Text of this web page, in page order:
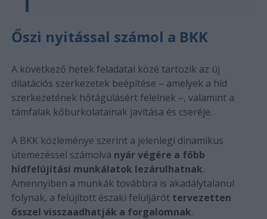
Őszi nyitással számol a BKK
A következő hetek feladatai közé tartozik az új
dilatációs szerkezetek beépítése – amelyek a híd
szerkezetének hőtágulásért felelnek –, valamint a
támfalak kőburkolatainak javítása és cseréje.
A BKK közleménye szerint a jelenlegi dinamikus
ütemezéssel számolva nyár végére a főbb
hídfelújítási munkálatok lezárulhatnak.
Amennyiben a munkák továbbra is akadálytalanul
folynak, a felújított északi felüljárót tervezetten
ősszel visszaadhatják a forgalomnak.